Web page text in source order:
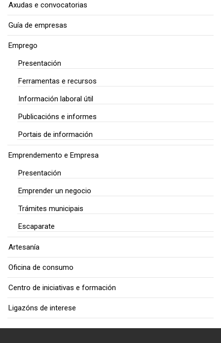
Axudas e convocatorias
Guía de empresas
Emprego
Presentación
Ferramentas e recursos
Información laboral útil
Publicacións e informes
Portais de información
Emprendemento e Empresa
Presentación
Emprender un negocio
Trámites municipais
Escaparate
Artesanía
Oficina de consumo
Centro de iniciativas e formación
Ligazóns de interese